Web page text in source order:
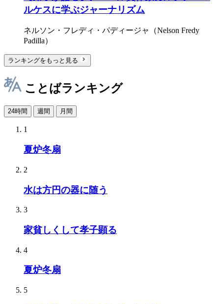
ルケスに学ぶジャーナリズム
ネルソン・フレディ・パディージャ（Nelson Fredy
Padilla）
ランキングをもっと見る
ことばランキング
24時間 週間 月間
1
夏炉冬扇
2
水は方円の器に随う
3
家貧しくして孝子顕る
4
夏炉冬扇
5